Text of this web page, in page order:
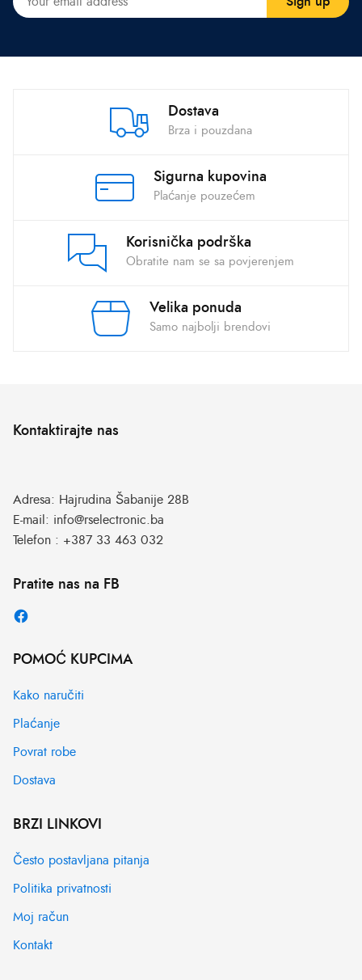
Dostava
Brza i pouzdana
Sigurna kupovina
Plaćanje pouzećem
Korisnička podrška
Obratite nam se sa povjerenjem
Velika ponuda
Samo najbolji brendovi
Kontaktirajte nas
Adresa: Hajrudina Šabanije 28B
E-mail: info@rselectronic.ba
Telefon : +387 33 463 032
Pratite nas na FB
POMOĆ KUPCIMA
Kako naručiti
Plaćanje
Povrat robe
Dostava
BRZI LINKOVI
Često postavljana pitanja
Politika privatnosti
Moj račun
Kontakt